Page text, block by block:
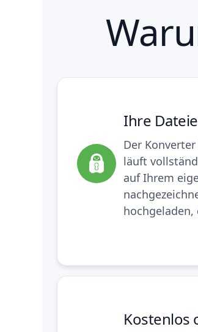
Ihre
Der
läuft
auf Ihrem
hochgeladen,
Kostenlos